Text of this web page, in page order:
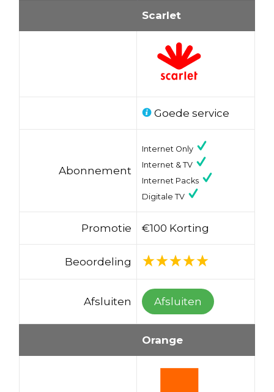
Scarlet
Goede service
Abonnement
Internet Only
Internet & TV
Internet Packs
Digitale TV
Promotie €100 Korting
Beoordeling
Afsluiten Afsluiten
Orange